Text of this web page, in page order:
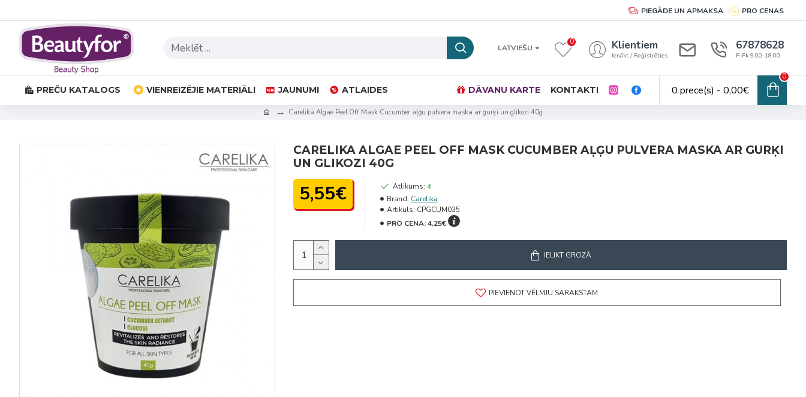
PIEGĀDE UN APMAKSA PRO CENAS
LATVIEŠU
0 Klientiem
Ienākt / Reģistrēties
67878628
P-Pk 9:00-18:00
PREČU KATALOGS VIENREIZĒJIE MATERIĀLI JAUNUMI ATLAIDES DĀVANU KARTE KONTAKTI 0 prece(s) - 0,00€
0
Carelika Algae Peel Off Mask Cucumber aļģu pulvera maska ar gurķi un glikozi 40g
CARELIKA ALGAE PEEL OFF MASK CUCUMBER AĻĢU PULVERA MASKA AR GURĶI
UN GLIKOZI 40G
5,55€ Atlikums: 4
Brand: Carelika
Artikuls: CPGCUM035
PRO CENA:4,25€
IELIKT GROZĀ
PIEVIENOT VĒLMJU SARAKSTAM